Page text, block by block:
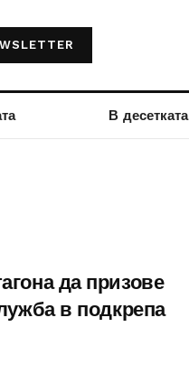
В десетката
да призове
в подкрепа